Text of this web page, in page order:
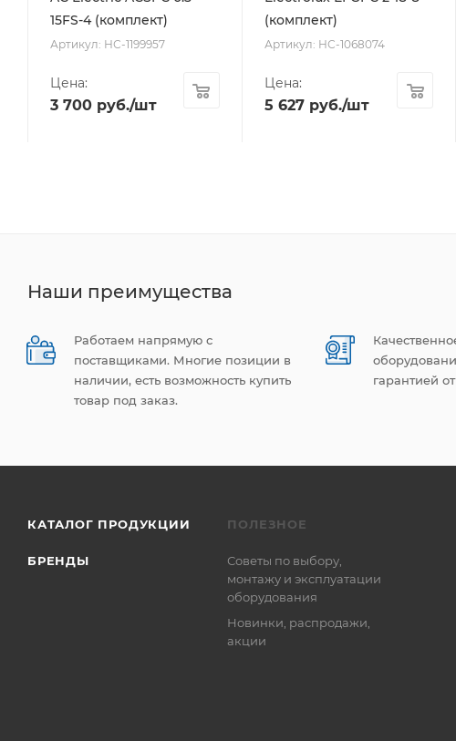
15FS-4 (комплект)
Артикул: НС-1199957
Цена:
3 700руб./шт
(комплект)
Артикул: НС-1068074
Цена:
5 627руб./шт
Наши преимущества
Работаем напрямую с
поставщиками. Многие позиции в
наличии, есть возможность купить
товар под заказ.
гарантией
КАТАЛОГ ПРОДУКЦИИ
БРЕНДЫ
ПОЛЕЗНОЕ
Советы по выбору,
монтажу и эксплуатации
оборудования
Новинки, распродажи,
акции